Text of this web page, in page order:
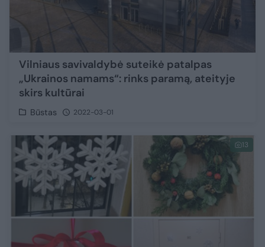
Vilniaus savivaldybė suteikė patalpas
„Ukrainos namams“: rinks paramą, ateityje
skirs kultūrai
Būstas 2022-03-01
13